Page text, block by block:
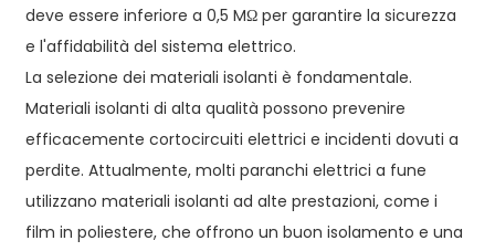
deve essere inferiore a 0,5 MΩ per garantire la sicurezza
e l'affidabilità del sistema elettrico.
La selezione dei materiali isolanti è fondamentale.
Materiali isolanti di alta qualità possono prevenire
efficacemente cortocircuiti elettrici e incidenti dovuti a
perdite. Attualmente, molti paranchi elettrici a fune
utilizzano materiali isolanti ad alte prestazioni, come i
film in poliestere, che offrono un buon isolamento e una